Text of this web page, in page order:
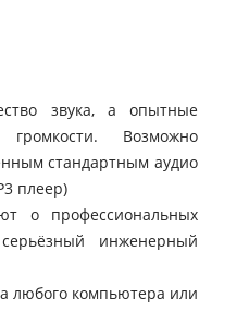
звука, а опытные
громкости. Возможно
стандартным аудио
плеер)
о профессиональных
инженерный
любого компьютера или